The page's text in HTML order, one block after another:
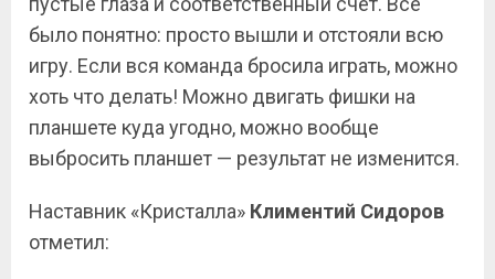
было понятно: просто вышли и отстояли всю
игру. Если вся команда бросила играть, можно
хоть что делать! Можно двигать фишки на
планшете куда угодно, можно вообще
выбросить планшет — результат не изменится.
Наставник «Кристалла» Климентий Сидоров
отметил: